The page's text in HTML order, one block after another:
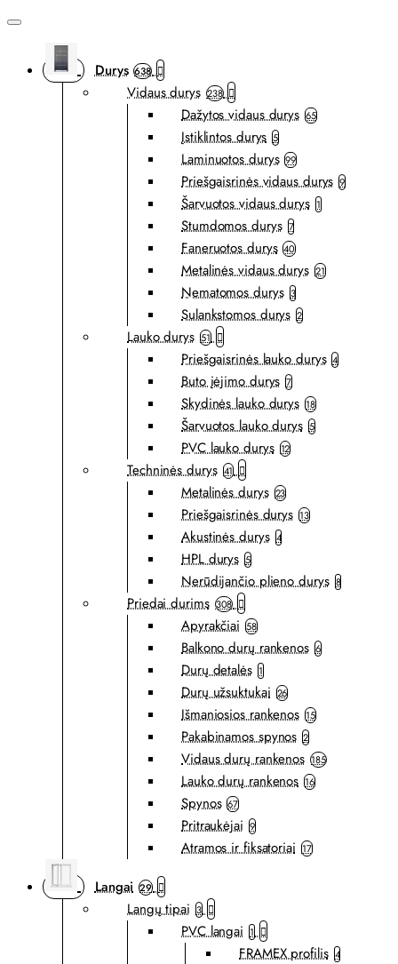
Durys 638
Vidaus durys 238
Dažytos vidaus durys 65
Įstiklintos durys 5
Laminuotos durys 99
Priešgaisrinės vidaus durys 9
Šarvuotos vidaus durys 1
Stumdomos durys 7
Faneruotos durys 40
Metalinės vidaus durys 21
Nematomos durys 3
Sulankstomos durys 2
Lauko durys 51
Priešgaisrinės lauko durys 4
Buto įėjimo durys 7
Skydinės lauko durys 18
Šarvuotos lauko durys 5
PVC lauko durys 12
Techninės durys 41
Metalinės durys 23
Priešgaisrinės durys 13
Akustinės durys 4
HPL durys 5
Nerūdijančio plieno durys 8
Priedai durims 308
Apyrakčiai 58
Balkono durų rankenos 6
Durų detalės 1
Durų užsuktukai 26
Išmaniosios rankenos 15
Pakabinamos spynos 2
Vidaus durų rankenos 185
Lauko durų rankenos 16
Spynos 67
Pritraukėjai 9
Atramos ir fiksatoriai 17
Langai 29
Langų tipai 3
PVC langai 1
FRAMEX profilis 4